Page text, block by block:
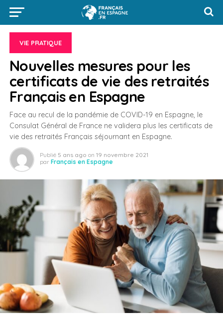
VIE PRATIQUE
Nouvelles mesures pour les
certificats de vie des retraités
Français en Espagne
Face au recul de la pandémie de COVID-19 en Espagne, le
Consulat Général de France ne validera plus les certificats de
vie des retraités Français séjournant en Espagne.
Publié 5 ans ago on 19 novembre 2021
par Français en Espagne